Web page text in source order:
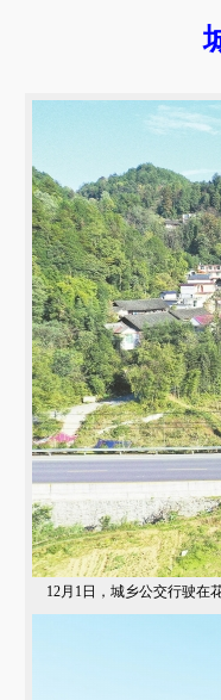
12月1日，城乡公交行驶在